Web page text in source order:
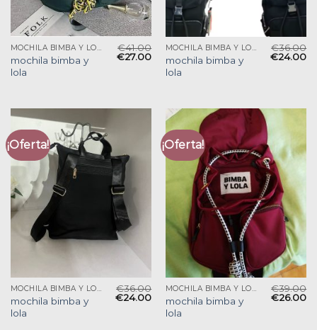
MOCHILA BIMBA Y LOLA
mochila bimba y
lola
€41.00
€27.00
MOCHILA BIMBA Y LOLA
mochila bimba y
lola
€36.00
€24.00
¡Oferta!
MOCHILA BIMBA Y LOLA
mochila bimba y
lola
€36.00
€24.00
¡Oferta!
MOCHILA BIMBA Y LOLA
mochila bimba y
lola
€39.00
€26.00